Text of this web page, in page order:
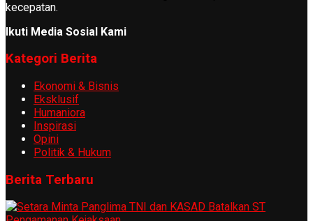
kecepatan.
Ikuti Media Sosial Kami
Kategori Berita
Ekonomi & Bisnis
Eksklusif
Humaniora
Inspirasi
Opini
Politik & Hukum
Berita Terbaru